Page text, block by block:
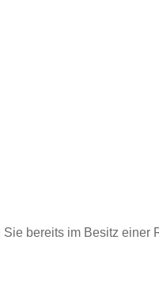
bereits im Besitz einer